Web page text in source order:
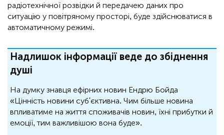
радіотехнічної розвідки й передачею даних про
ситуацію у повітряному просторі, буде здійснюватися в
автоматичному режимі.
Надлишок інформації веде до збіднення
душі
На думку знавця ефірних новин Ендрю Бойда
«Цінність новини суб'єктивна. Чим більше новина
впливатиме на життя споживачів новин, їхні прибутки й
емоції, тим важливішою вона буде».